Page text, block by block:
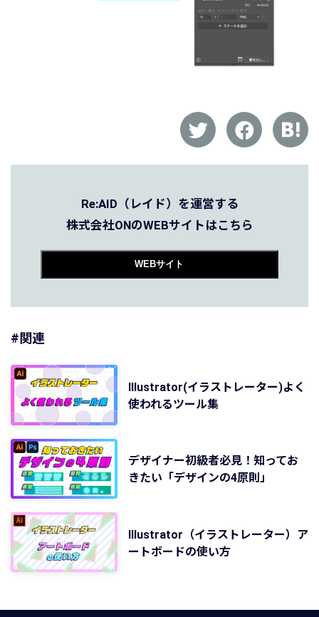
Re:AID（レイド）を運営する
株式会社ONのWEBサイトはこちら
WEBサイト
#関連
Illustrator(イラストレーター)よく
使われるツール集
デザイナー初級者必見！知ってお
きたい「デザインの4原則」
Illustrator（イラストレーター）ア
ートボードの使い方